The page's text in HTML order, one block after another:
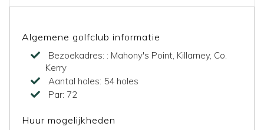
Algemene golfclub informatie
Bezoekadres: : Mahony's Point, Killarney, Co.
Kerry
Aantal holes: 54 holes
Par: 72
Huur mogelijkheden